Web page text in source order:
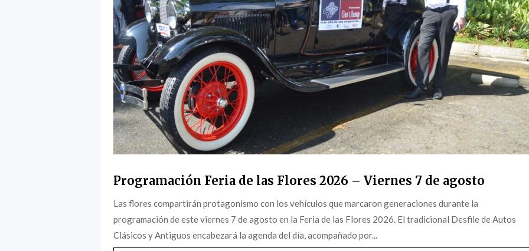
Programación Feria de las Flores 2026 – Viernes 7 de agosto
Las flores compartirán protagonismo con los vehículos que marcaron generaciones durante la
programación de este viernes 7 de agosto en la Feria de las Flores 2026. El tradicional Desfile de Autos
Clásicos y Antiguos encabezará la agenda del día, acompañado por...